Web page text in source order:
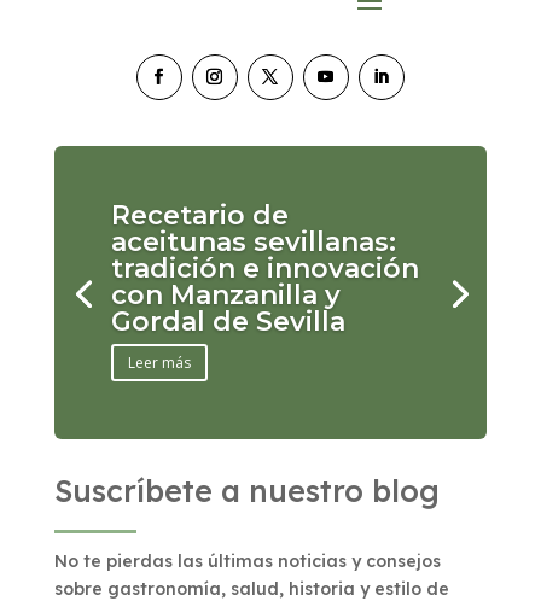
Recetario de
aceitunas sevillanas:
tradición e innovación
con Manzanilla y
Gordal de Sevilla
Leer más
Suscríbete a nuestro blog
No te pierdas las últimas noticias y consejos
sobre gastronomía, salud, historia y estilo de